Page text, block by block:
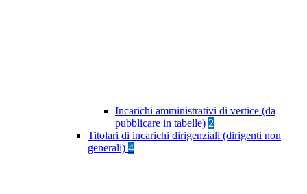
Incarichi amministrativi di vertice (da
pubblicare in tabelle) 2
Titolari di incarichi dirigenziali (dirigenti non
generali) 4